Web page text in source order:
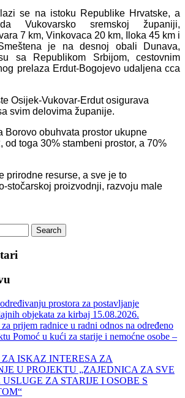
se na istoku Republike Hrvatske, a
Vukovarsko sremskoj županiji,
7 km, Vinkovaca 20 km, Iloka 45 km i
je na desnoj obali Dunava,
sa Republikom Srbijom, cestovnim
prelaza Erdut-Bogojevo udaljena cca
Osijek-Vukovar-Erdut osigurava
svim delovima županije.
Borovo obuhvata prostor ukupne
od toga 30% stambeni prostor, a 70%
prirodne resurse, a sve je to
stočarskoj proizvodnji, razvoju male
prostora za postavljanje
objekata za kirbaj 15.08.2026.
prijem radnice u radni odnos na određeno
Pomoć u kući za starije i nemoćne osobe –
ISKAZ INTERESA ZA
U PROJEKTU „ZAJEDNICA ZA SVE
ZA STARIJE I OSOBE S